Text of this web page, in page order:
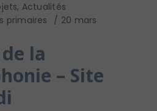
, Actualités
primaires
20 mars
la
– Site